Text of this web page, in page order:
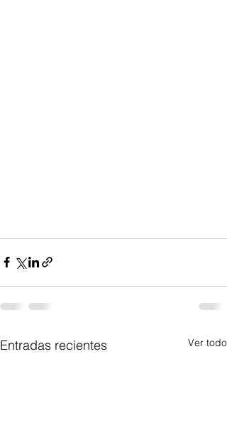
Entradas recientes Ver todo